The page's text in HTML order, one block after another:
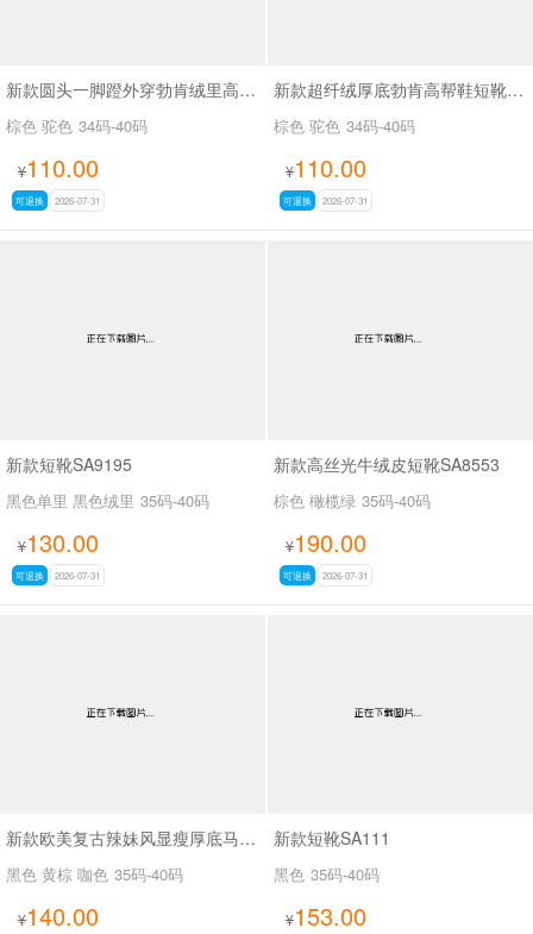
新款圆头一脚蹬外穿勃肯绒里高帮鞋SA9109
棕色 驼色 34码-40码
¥110.00
可退换 2026-07-31
新款超纤绒厚底勃肯高帮鞋短靴SA9116
棕色 驼色 34码-40码
¥110.00
可退换 2026-07-31
新款短靴SA9195
黑色单里 黑色绒里 35码-40码
¥130.00
可退换 2026-07-31
新款高丝光牛绒皮短靴SA8553
棕色 橄榄绿 35码-40码
¥190.00
可退换 2026-07-31
新款欧美复古辣妹风显瘦厚底马丁靴女褶皱皮带扣机车短靴粗跟中筒靴SA703
黑色 黄棕 咖色 35码-40码
¥140.00
新款短靴SA111
黑色 35码-40码
¥153.00